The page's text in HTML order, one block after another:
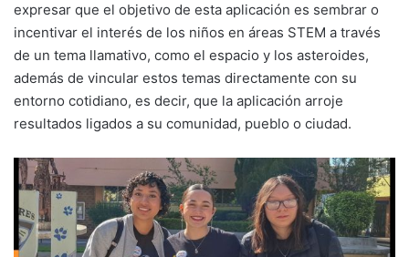
expresar que el objetivo de esta aplicación es sembrar o
incentivar el interés de los niños en áreas STEM a través
de un tema llamativo, como el espacio y los asteroides,
además de vincular estos temas directamente con su
entorno cotidiano, es decir, que la aplicación arroje
resultados ligados a su comunidad, pueblo o ciudad.